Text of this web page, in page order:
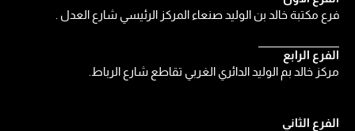
الفرع الثاني
فرع مكتبة خالد بن الوليد صنعاء المركز الرئيسي شارع العدل .
الفرع الرابع
مركز خالد بم الوليد الدائري الغربي تقاطع شارع الرباط.